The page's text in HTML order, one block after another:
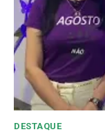
DESTAQUE